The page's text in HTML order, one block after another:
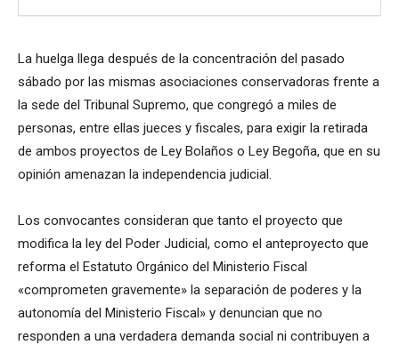
La huelga llega después de la concentración del pasado
sábado por las mismas asociaciones conservadoras frente a
la sede del Tribunal Supremo, que congregó a miles de
personas, entre ellas jueces y fiscales, para exigir la retirada
de ambos proyectos de Ley Bolaños o Ley Begoña, que en su
opinión amenazan la independencia judicial.
Los convocantes consideran que tanto el proyecto que
modifica la ley del Poder Judicial, como el anteproyecto que
reforma el Estatuto Orgánico del Ministerio Fiscal
«comprometen gravemente» la separación de poderes y la
autonomía del Ministerio Fiscal» y denuncian que no
responden a una verdadera demanda social ni contribuyen a